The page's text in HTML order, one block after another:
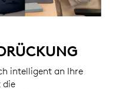
intelligent an Ihre
die